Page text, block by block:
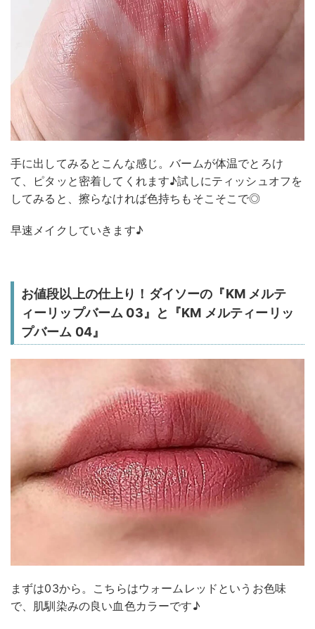
手に出してみるとこんな感じ。バームが体温でとろけ
て、ピタッと密着してくれます♪試しにティッシュオフを
してみると、擦らなければ色持ちもそこそこで◎
早速メイクしていきます♪
お値段以上の仕上り！ダイソーの『KM メルテ
ィーリップバーム 03』と『KM メルティーリッ
プバーム 04』
まずは03から。こちらはウォームレッドというお色味
で、肌馴染みの良い血色カラーです♪